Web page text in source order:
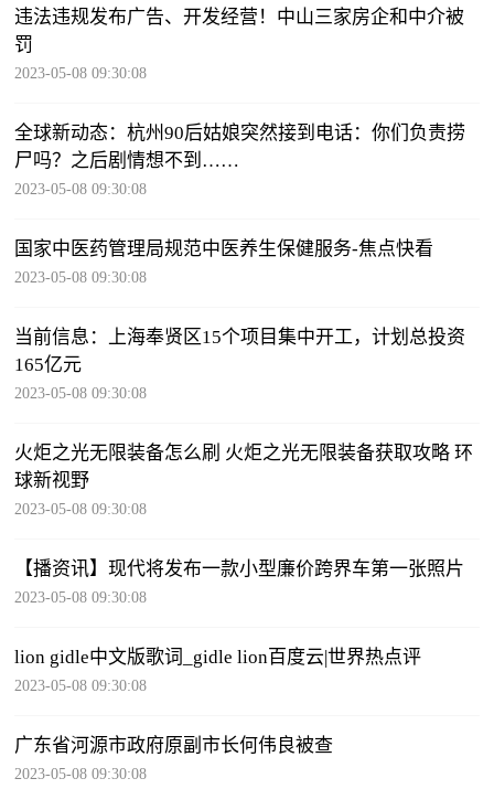
违法违规发布广告、开发经营！中山三家房企和中介被
罚
2023-05-08 09:30:08
全球新动态：杭州90后姑娘突然接到电话：你们负责捞
尸吗？之后剧情想不到……
2023-05-08 09:30:08
国家中医药管理局规范中医养生保健服务-焦点快看
2023-05-08 09:30:08
当前信息：上海奉贤区15个项目集中开工，计划总投资
165亿元
2023-05-08 09:30:08
火炬之光无限装备怎么刷 火炬之光无限装备获取攻略 环
球新视野
2023-05-08 09:30:08
【播资讯】现代将发布一款小型廉价跨界车第一张照片
2023-05-08 09:30:08
lion gidle中文版歌词_gidle lion百度云|世界热点评
2023-05-08 09:30:08
广东省河源市政府原副市长何伟良被查
2023-05-08 09:30:08